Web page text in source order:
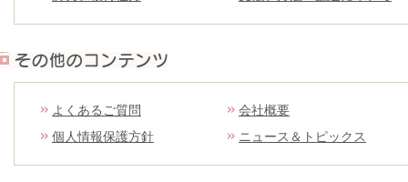
よくあるご質問
会社概要
個人情報保護方針
ニュース＆トピックス